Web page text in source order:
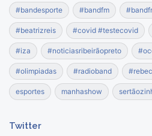
#bandesporte #bandfm
#beatrizreis #covid #testecovid
#iza #noticiasribeirãopreto
#olimpiadas #radioband
esportes manhashow
Twitter